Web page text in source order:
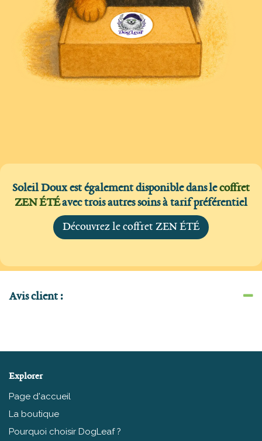
Soleil Doux est également disponible dans lecoffret
ZEN ÉTÉavec trois autres soins à tarif préférentiel
Découvrez le coffret ZEN ÉTÉ
Avis client :
Explorer
Page d'accueil
La boutique
Pourquoi choisir DogLeaf ?